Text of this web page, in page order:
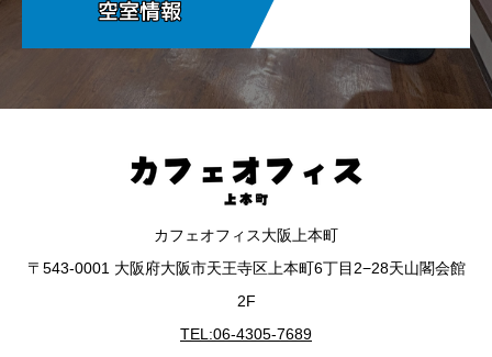
カフェオフィス大阪上本町
〒543-0001 大阪府大阪市天王寺区上本町6丁目2−28天山閣会館
2F
TEL:06-4305-7689